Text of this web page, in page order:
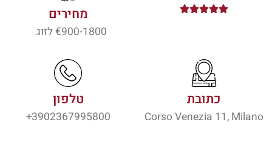




 מחירים
900-1800€ לזוג
כתובת
Corso Venezia 11, Milano
טלפון
3902367995800+